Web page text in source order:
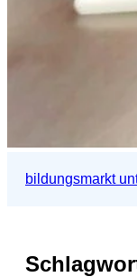
bildungsmarkt